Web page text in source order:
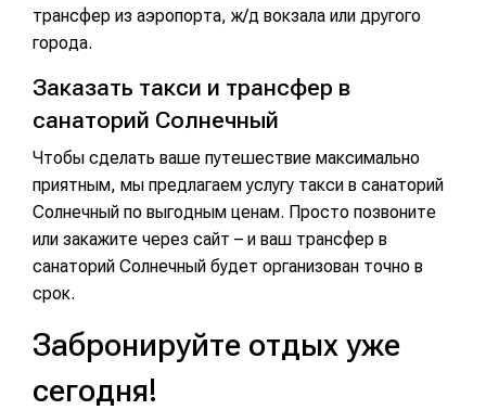
трансфер из аэропорта, ж/д вокзала или другого
города.
Заказать такси и трансфер в
санаторий Солнечный
Чтобы сделать ваше путешествие максимально
приятным, мы предлагаем услугу такси в санаторий
Солнечный по выгодным ценам. Просто позвоните
или закажите через сайт – и ваш трансфер в
санаторий Солнечный будет организован точно в
срок.
Забронируйте отдых уже
сегодня!